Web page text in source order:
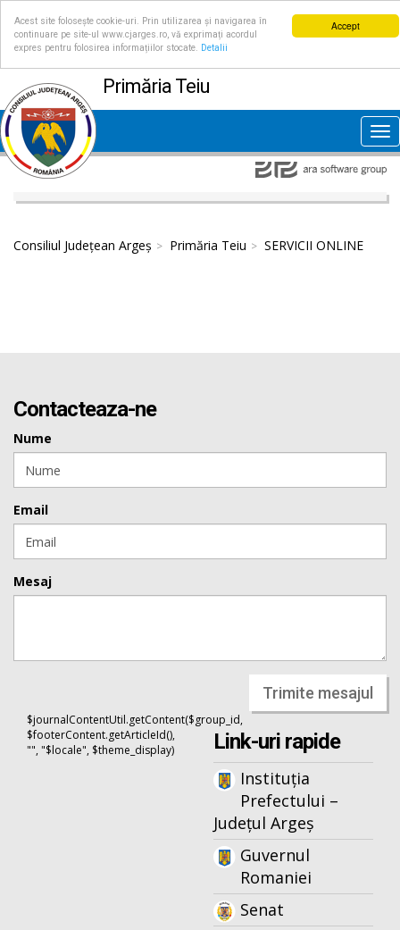
Accept
Acest site folosește cookie-uri. Prin utilizarea și navigarea în
continuare pe site-ul www.cjarges.ro, vă exprimați acordul
expres pentru folosirea informațiilor stocate.
Detalii
Primăria Teiu
Consiliul Județean Argeș Primăria Teiu SERVICII ONLINE
Contacteaza-ne
Nume
Email
Mesaj
Trimite mesajul
$journalContentUtil.getContent($group_id,
$footerContent.getArticleId(),
"", "$locale", $theme_display)
Link-uri rapide
Instituția
Prefectului –
Județul Argeș
Guvernul
Romaniei
Senat